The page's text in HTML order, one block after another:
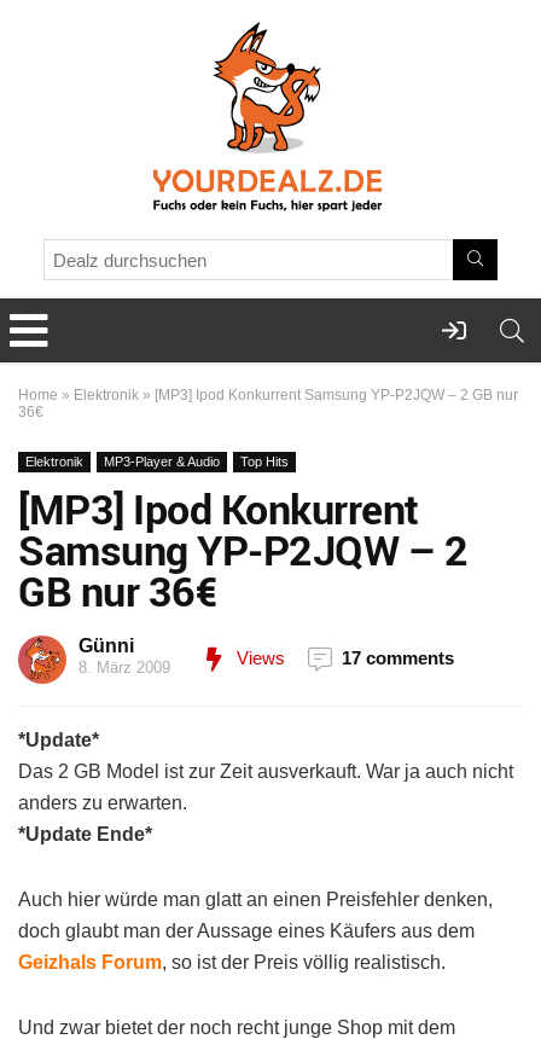
Home » Elektronik » [MP3] Ipod Konkurrent Samsung YP-P2JQW – 2 GB nur
36€
Elektronik MP3-Player & Audio Top Hits
[MP3] Ipod Konkurrent
Samsung YP-P2JQW – 2
GB nur 36€
Günni
8. März 2009 Views 17 comments
*Update*
Das 2 GB Model ist zur Zeit ausverkauft. War ja auch nicht
anders zu erwarten.
*Update Ende*
Auch hier würde man glatt an einen Preisfehler denken,
doch glaubt man der Aussage eines Käufers aus dem
Geizhals Forum, so ist der Preis völlig realistisch.
Und zwar bietet der noch recht junge Shop mit dem